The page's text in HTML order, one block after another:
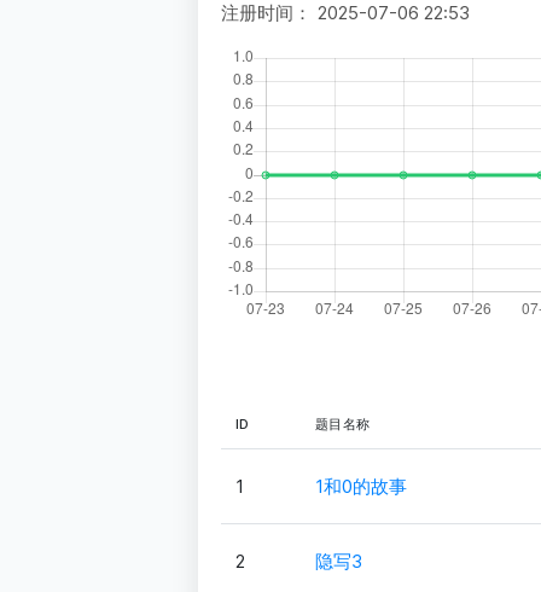
注册时间： 2025-07-06 22:53
ID 题目名称
1 1和0的故事
2 隐写3